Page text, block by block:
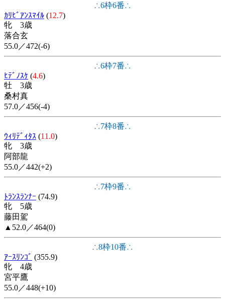
∴6枠6番∴
ｶﾘﾋﾞｱﾝｽﾏｲﾙ (12.7)
牝 3歳
落合玄
55.0／472(-6)
∴6枠7番∴
ﾋﾃﾞﾉｽｹ (4.6)
牡 3歳
桑村真
57.0／456(-4)
∴7枠8番∴
ｳｨﾘﾃﾞｨﾀｽ (11.0)
牝 3歳
阿部龍
55.0／442(+2)
∴7枠9番∴
ﾄﾗﾝｽﾗﾝﾅｰ (74.9)
牝 5歳
藤田駕
▲52.0／464(0)
∴8枠10番∴
ｱｰｽﾘﾝｺﾞ (355.9)
牝 4歳
宮平鷹
55.0／448(+10)